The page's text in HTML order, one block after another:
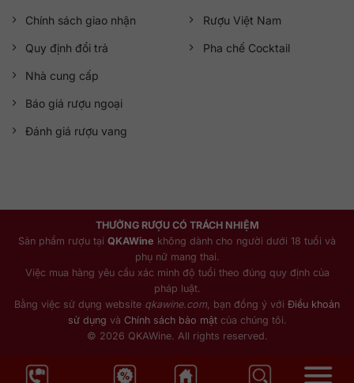
Chính sách giao nhận
Quy định đổi trả
Nhà cung cấp
Báo giá rượu ngoại
Đánh giá rượu vang
Rượu Việt Nam
Pha chế Cocktail
THƯỞNG RƯỢU CÓ TRÁCH NHIỆM
Sản phẩm rượu tại QKAWine không dành cho người dưới 18 tuổi và
phụ nữ mang thai.
Việc mua hàng yêu cầu xác minh độ tuổi theo đúng quy định của
pháp luật.
Bằng việc sử dụng website qkawine.com , bạn đồng ý với Điều khoản
sử dụng và Chính sách bảo mậtcủa chúng tôi.
© 2026 QKAWine. All rights reserved.